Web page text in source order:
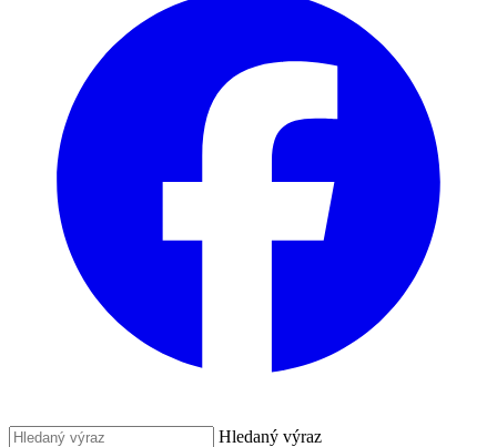
Hledaný výraz